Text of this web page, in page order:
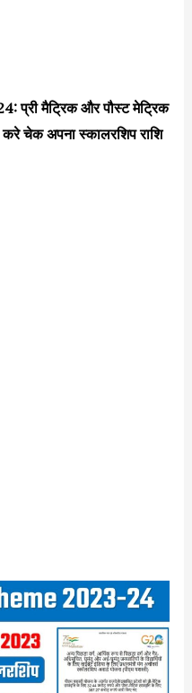
प्री मैट्रिक और पौस्ट मेट्रिक
चेक अपना स्कालरशिप राशि